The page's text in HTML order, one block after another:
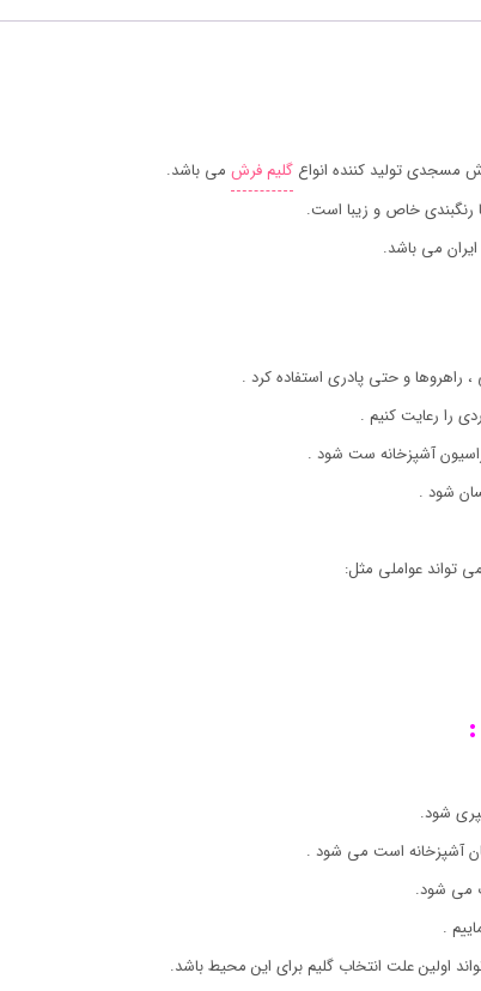
مسجدی تولید کننده انواعگلیم فرش می باشد.
خاص و زیبا است.
می باشد.
راهروها و حتی پادری استفاده کرد .
را رعایت کنیم .
آشپزخانه ست شود .
شود .
تواند عواملی مثل:
شود.
آشپزخانه است می شود .
می شود.
.
اولین علت انتخاب گلیم برای این محیط باشد.